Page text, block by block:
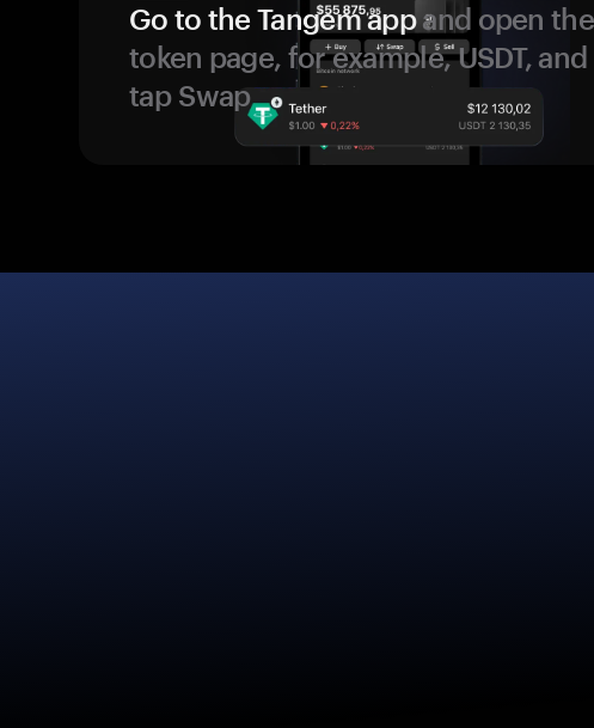
Go to the Tangem appand open the
token page, for example, USDT, and
tap Swap